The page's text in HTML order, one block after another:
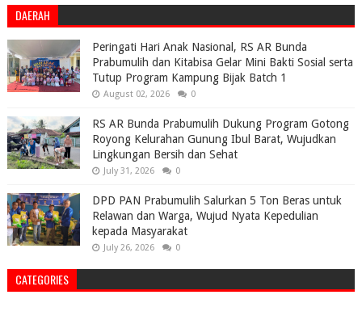
DAERAH
Peringati Hari Anak Nasional, RS AR Bunda
Prabumulih dan Kitabisa Gelar Mini Bakti Sosial serta
Tutup Program Kampung Bijak Batch 1
August 02, 2026 0
RS AR Bunda Prabumulih Dukung Program Gotong
Royong Kelurahan Gunung Ibul Barat, Wujudkan
Lingkungan Bersih dan Sehat
July 31, 2026 0
DPD PAN Prabumulih Salurkan 5 Ton Beras untuk
Relawan dan Warga, Wujud Nyata Kepedulian
kepada Masyarakat
July 26, 2026 0
CATEGORIES